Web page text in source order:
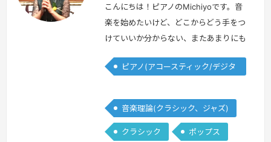
本
本
こんにちは！ピアノのMichiyoです。音
楽を始めたいけど、どこからどう手をつ
けていいか分からない、またあまりにも
らないという方、いらっしゃいません
子供たちのオーケストラを2つ立ち上
げ、そのうち一つは10年目を迎えまし
た。まったく初めての子供たちの音楽へ
ピアノ(アコースティック/デジタ
音楽理論(クラシック、ジャズ)
クラシック ポップス